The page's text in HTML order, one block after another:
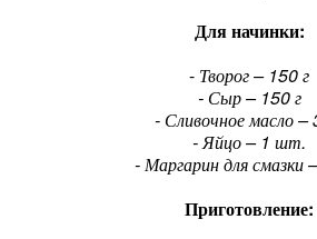
Для начинки:
- Творог – 150 г
- Сыр – 150 г
- Сливочное масло –
- Яйцо – 1 шт.
- Маргарин для смазки
Приготовление: